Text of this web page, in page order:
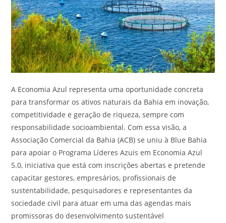
A Economia Azul representa uma oportunidade concreta
para transformar os ativos naturais da Bahia em inovação,
competitividade e geração de riqueza, sempre com
responsabilidade socioambiental. Com essa visão, a
Associação Comercial da Bahia (ACB) se uniu à Blue Bahia
para apoiar o Programa Líderes Azuis em Economia Azul
5.0, iniciativa que está com inscrições abertas e pretende
capacitar gestores, empresários, profissionais de
sustentabilidade, pesquisadores e representantes da
sociedade civil para atuar em uma das agendas mais
promissoras do desenvolvimento sustentável